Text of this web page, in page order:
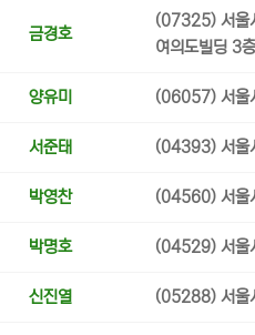
금경호
(07325) 서울
여의도빌딩 3층
양유미 (06057) 서울
서준태 (04393) 서울
박영찬 (04560) 서울
박명호 (04529) 서울
신진열 (05288) 서울